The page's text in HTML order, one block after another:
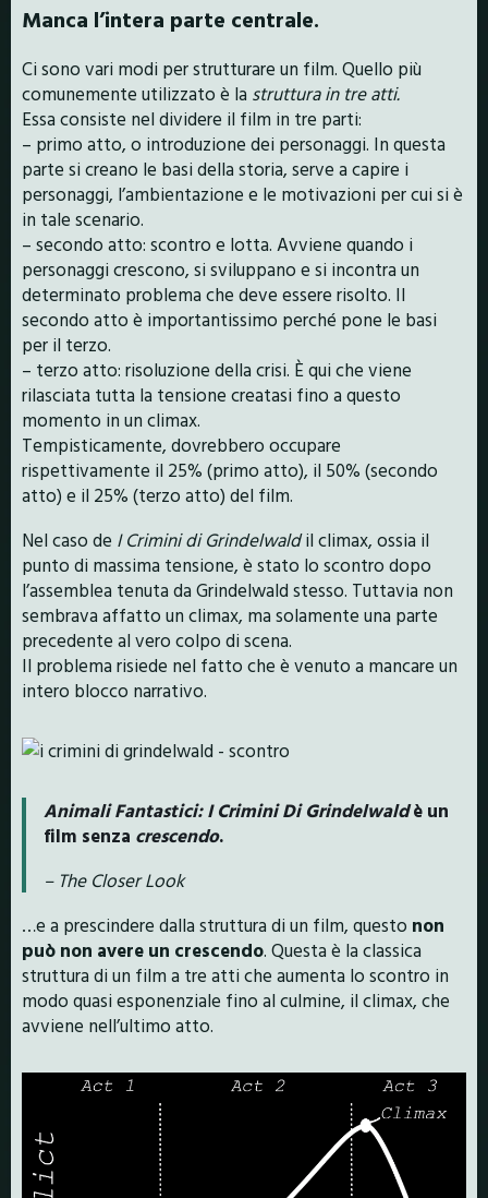
Manca l’intera parte centrale.
Ci sono vari modi per strutturare un film. Quello più
comunemente utilizzato è la struttura in tre atti.
Essa consiste nel dividere il film in tre parti:
– primo atto, o introduzione dei personaggi. In questa
parte si creano le basi della storia, serve a capire i
personaggi, l’ambientazione e le motivazioni per cui si è
in tale scenario.
– secondo atto: scontro e lotta. Avviene quando i
personaggi crescono, si sviluppano e si incontra un
determinato problema che deve essere risolto. Il
secondo atto è importantissimo perché pone le basi
per il terzo.
– terzo atto: risoluzione della crisi. È qui che viene
rilasciata tutta la tensione creatasi fino a questo
momento in un climax.
Tempisticamente, dovrebbero occupare
rispettivamente il 25% (primo atto), il 50% (secondo
atto) e il 25% (terzo atto) del film.
Nel caso de I Crimini di Grindelwaldil climax, ossia il
punto di massima tensione, è stato lo scontro dopo
l’assemblea tenuta da Grindelwald stesso. Tuttavia non
sembrava affatto un climax, ma solamente una parte
precedente al vero colpo di scena.
Il problema risiede nel fatto che è venuto a mancare un
intero blocco narrativo.
Animali Fantastici: I Crimini Di Grindelwaldè un
film senza crescendo.
– The Closer Look
…e a prescindere dalla struttura di un film, questo non
può non avere un crescendo. Questa è la classica
struttura di un film a tre atti che aumenta lo scontro in
modo quasi esponenziale fino al culmine, il climax, che
avviene nell’ultimo atto.